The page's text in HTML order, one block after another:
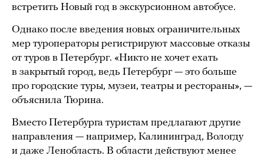
встретить Новый год в экскурсионном автобусе.
Однако после введения новых ограничительных
мер туроператоры регистрируют массовые отказы
от туров в Петербург. «Никто не хочет ехать
в закрытый город, ведь Петербург — это больше
про городские туры, музеи, театры и рестораны», —
объяснила Тюрина.
Вместо Петербурга туристам предлагают другие
направления — например, Калининград, Вологду
и даже Ленобласть. В области действуют менее